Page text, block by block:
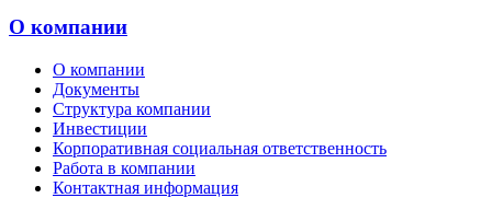
О компании
О компании
Документы
Структура компании
Инвестиции
Корпоративная социальная ответственность
Работа в компании
Контактная информация